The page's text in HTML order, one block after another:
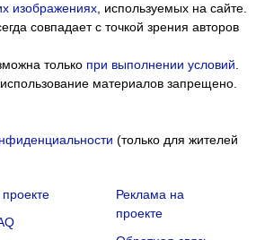
изображениях, используемых на сайте.
совпадает с точкой зрения авторов
только при выполнении условий.
материалов запрещено.
(только для жителей
Реклама на
проекте